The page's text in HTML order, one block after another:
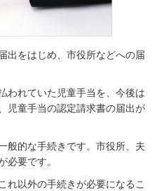
出をはじめ、市役所などへの届
われていた児童手当を、今後は
児童手当の認定請求書の届出が
般的な手続きです。市役所、夫
必要です。
れ以外の手続きが必要になるこ